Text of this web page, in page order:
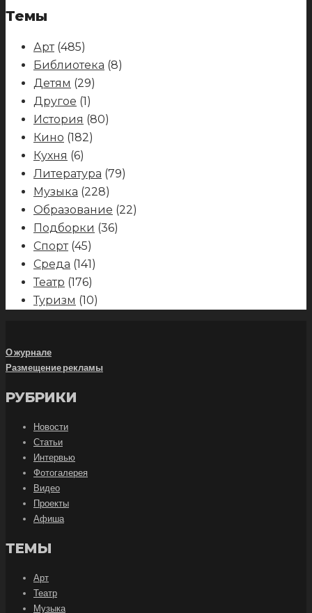
Темы
Арт(485)
Библиотека (8)
Детям (29)
Другое (1)
История (80)
Кино (182)
Кухня (6)
Литература (79)
Музыка (228)
Образование (22)
Подборки (36)
Спорт(45)
Среда (141)
Театр (176)
Туризм (10)
О журнале
Размещение рекламы
РУБРИКИ
Новости
Статьи
Интервью
Фотогалерея
Видео
Проекты
Афиша
ТЕМЫ
Арт
Театр
Музыка